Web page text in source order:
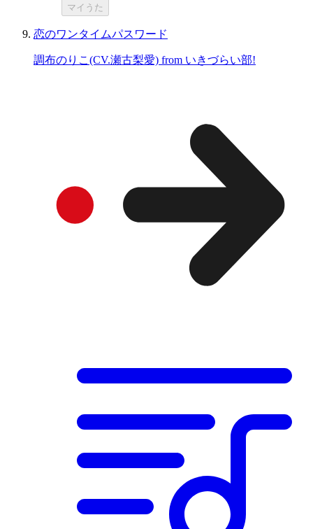
マイうた
恋のワンタイムパスワード
調布のりこ(CV.瀬古梨愛) from いきづらい部!